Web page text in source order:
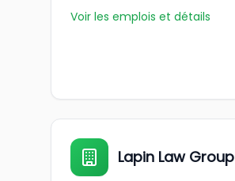
Voir les emplois et détails
Lapin Law Group